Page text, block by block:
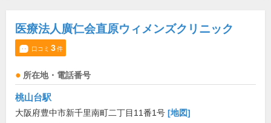
医療法人廣仁会直原ウィメンズクリニック
口コミ 3件
所在地・電話番号
桃山台駅
大阪府豊中市新千里南町二丁目11番1号 [地図]